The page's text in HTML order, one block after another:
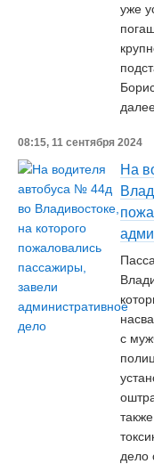
уже
08:15, 11 сентября 2024
На
с
дело